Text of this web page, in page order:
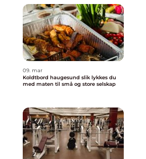
09. mar
Koldtbord haugesund slik lykkes du
med maten til små og store selskap